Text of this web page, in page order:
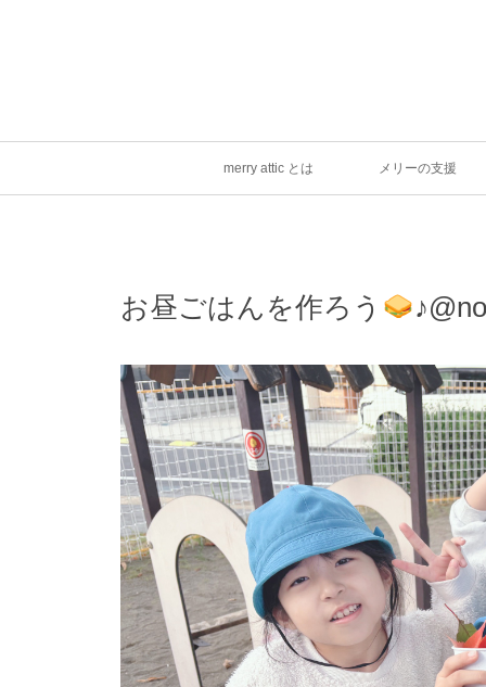
merry attic とは メリーの支援
お昼ごはんを作ろう